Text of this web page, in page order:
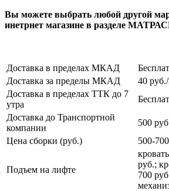
Вы можете выбрать любой другой
инетрнет магазине в разделе
Доставка в пределах МКАД
Доставка за пределы МКАД
40
Доставка в пределах ТТК до 7
утра
Доставка до Транспортной
компании
500
Цена сборки (руб.)
500-
Подъем на лифте
руб.;
700